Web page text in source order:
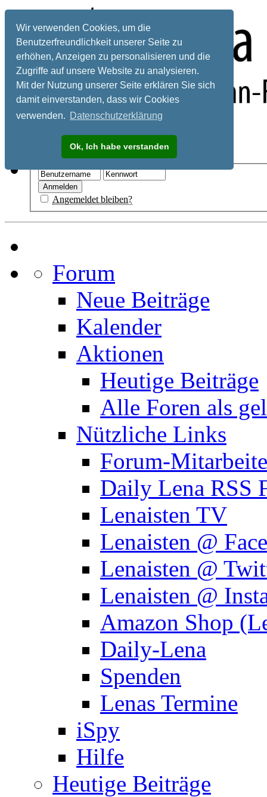
Wir verwenden Cookies, um die
Benutzerfreundlichkeit unserer Seite zu
erhöhen, Anzeigen zu personalisieren und die
Zugriffe auf unsere Website zu analysieren.
Mit der Nutzung unserer Seite erklären Sie sich
damit einverstanden, dass wir Cookies
verwenden. Datenschutzerklärung
Ok, Ich habe verstanden
Registrieren
Angemeldet bleiben?
Forum
Neue Beiträge
Kalender
Aktionen
Heutige Beiträge
Alle Foren als
Nützliche Links
Forum-
Daily Lena RSS
Lenaisten TV
Lenaisten @
Lenaisten @
Lenaisten @
Amazon Shop
Daily-Lena
Spenden
Lenas Termine
iSpy
Hilfe
Heutige Beiträge